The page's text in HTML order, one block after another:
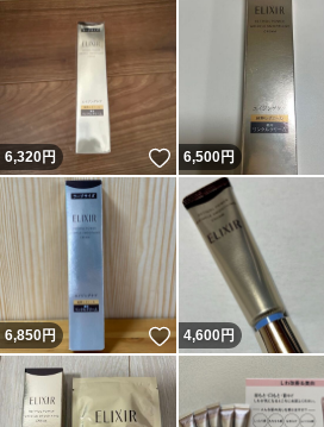
6,320円 いいね！
6,500円
6,850円 いいね！
4,600円